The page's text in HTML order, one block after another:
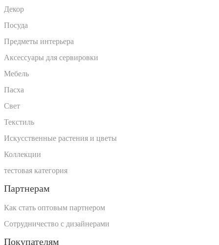
Декор
Посуда
Предметы интерьера
Аксессуары для сервировки
Мебель
Пасха
Свет
Текстиль
Искусственные растения и цветы
Коллекции
тестовая категория
Партнерам
Как стать оптовым партнером
Сотрудничество с дизайнерами
Покупателям